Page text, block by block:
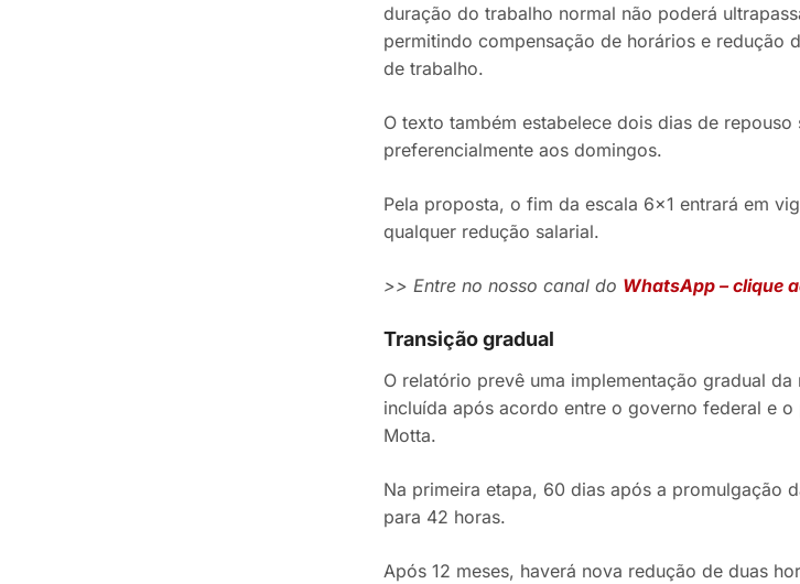
duração do trabalho normal não poderá
permitindo compensação de horários e redução
de trabalho.
O texto também estabelece dois dias de
preferencialmente aos domingos.
Pela proposta, o fim da escala 6×1 entrará em
qualquer redução salarial.
>> Entre no nosso canal do WhatsApp – clique
Transição gradual
O relatório prevê uma implementação gradual
incluída após acordo entre o governo federal e
Motta.
Na primeira etapa, 60 dias após a promulgação
para 42 horas.
Após 12 meses, haverá nova redução de duas